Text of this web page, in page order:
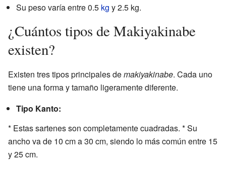
Su peso varía entre 0.5 kg y 2.5 kg.
¿Cuántos tipos de Makiyakinabe
existen?
Existen tres tipos principales demakiyakinabe. Cada uno
tiene una forma y tamaño ligeramente diferente.
Tipo Kanto:
* Estas sartenes son completamente cuadradas. * Su
ancho va de 10 cm a 30 cm, siendo lo más común entre 15
y 25 cm.